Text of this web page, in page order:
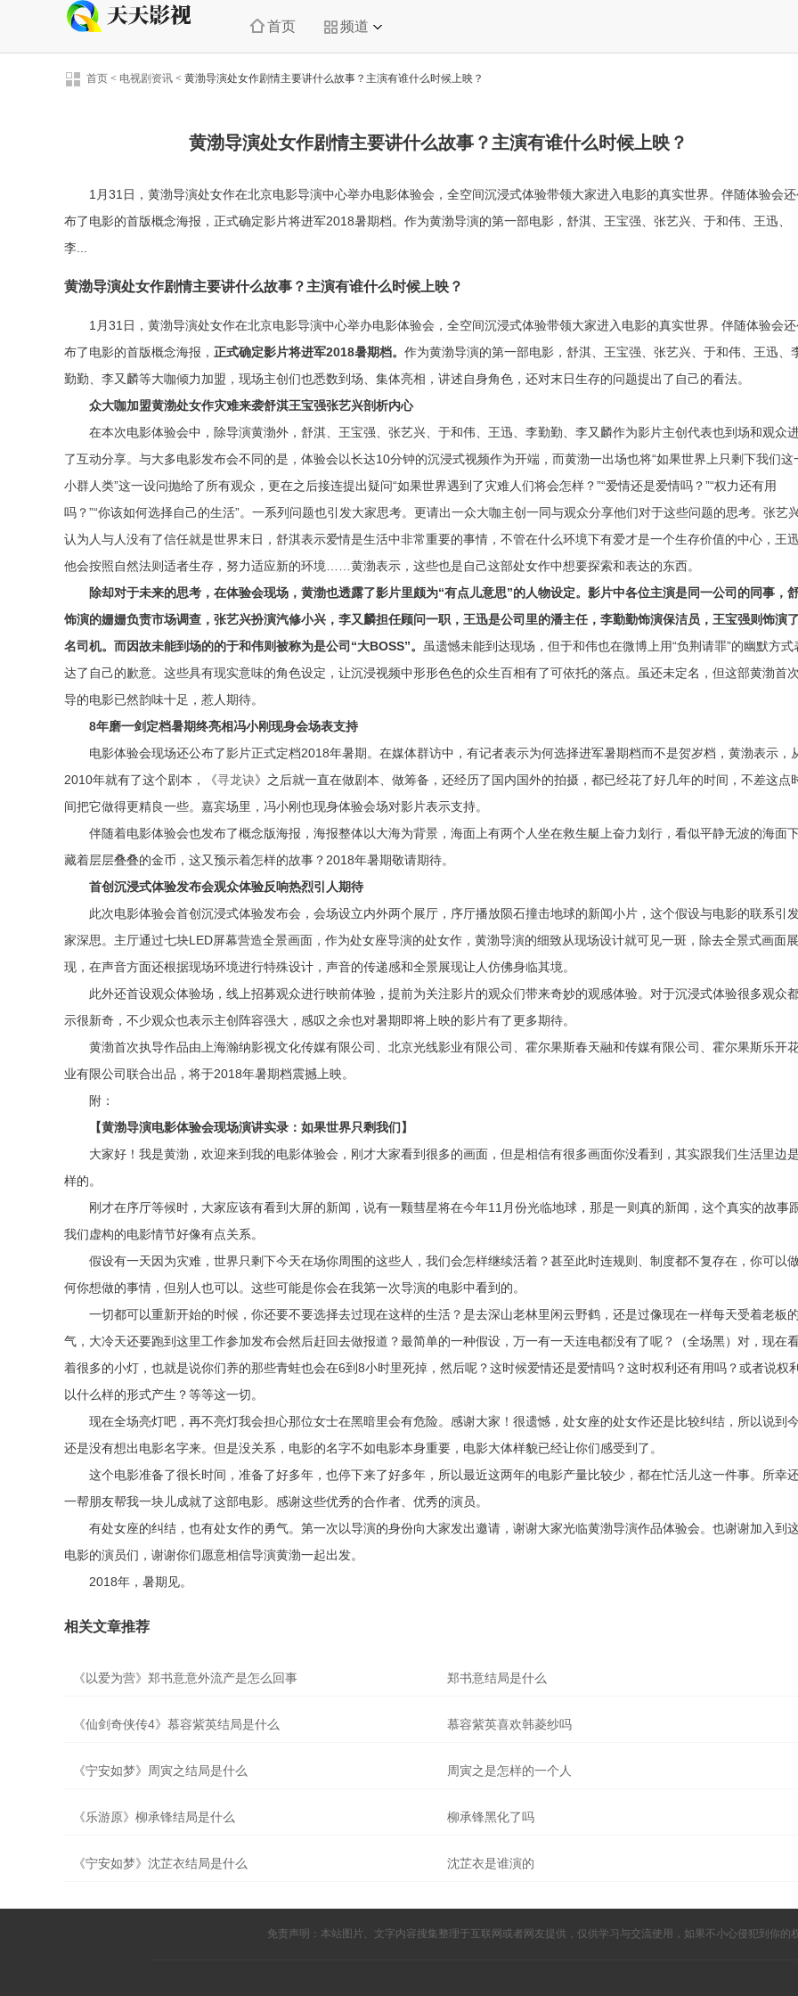
首页 频道
首页 < 电视剧资讯 < 黄渤导演处女作剧情主要讲什么故事？主演有谁什么时候上映？
黄渤导演处女作剧情主要讲什么故事？主演有谁什么时候上映？
1月31日，黄渤导演处女作在北京电影导演中心举办电影体验会，全空间沉浸式体验带领大家进入电影的真实世界。伴随体验会
布了电影的首版概念海报，正式确定影片将进军2018暑期档。作为黄渤导演的第一部电影，舒淇、王宝强、张艺兴、于和伟、王迅、
李...
黄渤导演处女作剧情主要讲什么故事？主演有谁什么时候上映？
1月31日，黄渤导演处女作在北京电影导演中心举办电影体验会，全空间沉浸式体验带领大家进入电影的真实世界。伴随体验会
布了电影的首版概念海报， 正式确定影片将进军2018暑期档。 作为黄渤导演的第一部电影，舒淇、王宝强、张艺兴、于和伟、王迅、
勤勤、李又麟等大咖倾力加盟，现场主创们也悉数到场、集体亮相，讲述自身角色，还对末日生存的问题提出了自己的看法。
众大咖加盟黄渤处女作灾难来袭舒淇王宝强张艺兴剖析内心
在本次电影体验会中，除导演黄渤外，舒淇、王宝强、张艺兴、于和伟、王迅、李勤勤、李又麟作为影片主创代表也到场和观众
了互动分享。与大多电影发布会不同的是，体验会以长达10分钟的沉浸式视频作为开端，而黄渤一出场也将“如果世界上只剩下我们这
小群人类”这一设问抛给了所有观众，更在之后接连提出疑问“如果世界遇到了灾难人们将会怎样？”“爱情还是爱情吗？”“权力还有用
吗？”“你该如何选择自己的生活”。一系列问题也引发大家思考。更请出一众大咖主创一同与观众分享他们对于这些问题的思考。张艺
认为人与人没有了信任就是世界末日，舒淇表示爱情是生活中非常重要的事情，不管在什么环境下有爱才是一个生存价值的中心，王
他会按照自然法则适者生存，努力适应新的环境……黄渤表示，这些也是自己这部处女作中想要探索和表达的东西。
除却对于未来的思考，在体验会现场，黄渤也透露了影片里颇为“有点儿意思”的人物设定。影片中各位主演是同一公司的同事，
饰演的姗姗负责市场调查，张艺兴扮演汽修小兴，李又麟担任顾问一职，王迅是公司里的潘主任，李勤勤饰演保洁员，王宝强则饰演
名司机。而因故未能到场的的于和伟则被称为是公司“大BOSS”。 虽遗憾未能到达现场，但于和伟也在微博上用“负荆请罪”的幽默方式
达了自己的歉意。这些具有现实意味的角色设定，让沉浸视频中形形色色的众生百相有了可依托的落点。虽还未定名，但这部黄渤首
导的电影已然韵味十足，惹人期待。
8年磨一剑定档暑期终亮相冯小刚现身会场表支持
电影体验会现场还公布了影片正式定档2018年暑期。在媒体群访中，有记者表示为何选择进军暑期档而不是贺岁档，黄渤表示，
2010年就有了这个剧本，《寻龙诀》之后就一直在做剧本、做筹备，还经历了国内国外的拍摄，都已经花了好几年的时间，不差这点
间把它做得更精良一些。嘉宾场里，冯小刚也现身体验会场对影片表示支持。
伴随着电影体验会也发布了概念版海报，海报整体以大海为背景，海面上有两个人坐在救生艇上奋力划行，看似平静无波的海面
藏着层层叠叠的金币，这又预示着怎样的故事？2018年暑期敬请期待。
首创沉浸式体验发布会观众体验反响热烈引人期待
此次电影体验会首创沉浸式体验发布会，会场设立内外两个展厅，序厅播放陨石撞击地球的新闻小片，这个假设与电影的联系引
家深思。主厅通过七块LED屏幕营造全景画面，作为处女座导演的处女作，黄渤导演的细致从现场设计就可见一斑，除去全景式画面展
现，在声音方面还根据现场环境进行特殊设计，声音的传递感和全景展现让人仿佛身临其境。
此外还首设观众体验场，线上招募观众进行映前体验，提前为关注影片的观众们带来奇妙的观感体验。对于沉浸式体验很多观众
示很新奇，不少观众也表示主创阵容强大，感叹之余也对暑期即将上映的影片有了更多期待。
黄渤首次执导作品由上海瀚纳影视文化传媒有限公司、北京光线影业有限公司、霍尔果斯春天融和传媒有限公司、霍尔果斯乐开
业有限公司联合出品，将于2018年暑期档震撼上映。
附：
【黄渤导演电影体验会现场演讲实录 ：如果世界只剩我们】
大家好！我是黄渤，欢迎来到我的电影体验会，刚才大家看到很多的画面，但是相信有很多画面你没看到，其实跟我们生活里边
样的。
刚才在序厅等候时，大家应该有看到大屏的新闻，说有一颗彗星将在今年11月份光临地球，那是一则真的新闻，这个真实的故事
我们虚构的电影情节好像有点关系。
假设有一天因为灾难，世界只剩下今天在场你周围的这些人，我们会怎样继续活着？甚至此时连规则、制度都不复存在，你可以
何你想做的事情，但别人也可以。这些可能是你会在我第一次导演的电影中看到的。
一切都可以重新开始的时候，你还要不要选择去过现在这样的生活？是去深山老林里闲云野鹤，还是过像现在一样每天受着老板的
气，大冷天还要跑到这里工作参加发布会然后赶回去做报道？最简单的一种假设，万一有一天连电都没有了呢？（全场黑）对，现在
着很多的小灯，也就是说你们养的那些青蛙也会在6到8小时里死掉，然后呢？这时候爱情还是爱情吗？这时权利还有用吗？或者说权利
以什么样的形式产生？等等这一切。
现在全场亮灯吧，再不亮灯我会担心那位女士在黑暗里会有危险。感谢大家！很遗憾，处女座的处女作还是比较纠结，所以说到
还是没有想出电影名字来。但是没关系，电影的名字不如电影本身重要，电影大体样貌已经让你们感受到了。
这个电影准备了很长时间，准备了好多年，也停下来了好多年，所以最近这两年的电影产量比较少，都在忙活儿这一件事。所幸
一帮朋友帮我一块儿成就了这部电影。感谢这些优秀的合作者、优秀的演员。
有处女座的纠结，也有处女作的勇气。第一次以导演的身份向大家发出邀请，谢谢大家光临黄渤导演作品体验会。也谢谢加入到
电影的演员们，谢谢你们愿意相信导演黄渤一起出发。
2018年，暑期见。
相关文章推荐
《以爱为营》郑书意意外流产是怎么回事 郑书意结局是什么
《仙剑奇侠传4》慕容紫英结局是什么 慕容紫英喜欢韩菱纱吗
《宁安如梦》周寅之结局是什么 周寅之是怎样的一个人
《乐游原》柳承锋结局是什么 柳承锋黑化了吗
《宁安如梦》沈芷衣结局是什么 沈芷衣是谁演的
免责声明：本站图片、文字内容搜集整理于互联网或者网友提供，仅供学习与交流使用，如果不小心侵犯到你的